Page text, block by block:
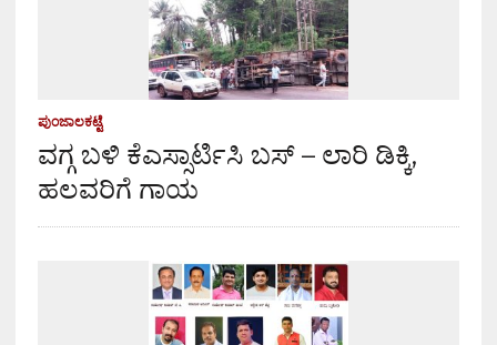
ಪುಂಜಾಲಕಟ್ಟೆ
ವಗ್ಗ ಬಳಿ ಕೆಎಸ್ಸಾರ್ಟಿಸಿ ಬಸ್ – ಲಾರಿ ಡಿಕ್ಕಿ,
ಹಲವರಿಗೆ ಗಾಯ